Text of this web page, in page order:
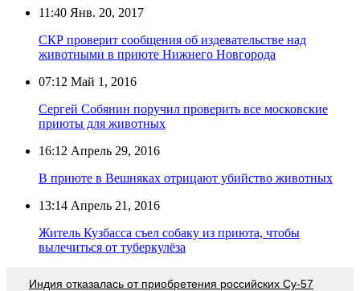
11:40 Янв. 20, 2017
СКР проверит сообщения об издевательстве над
животными в приюте Нижнего Новгорода
07:12 Май 1, 2016
Сергей Собянин поручил проверить все московские
приюты для животных
16:12 Апрель 29, 2016
В приюте в Вешняках отрицают убийство животных
13:14 Апрель 21, 2016
Житель Кузбасса съел собаку из приюта, чтобы
вылечиться от туберкулёза
Индия отказалась от приобретения российских Су-57